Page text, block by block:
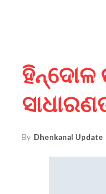
ହିନ୍ଦୋଳ
By Dhenkanal Update